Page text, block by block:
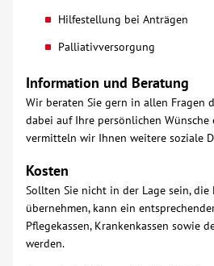
Hilfestellung bei Anträgen
Palliativversorgung
Information und Beratung
Wir beraten Sie gern in allen Fragen
dabei auf Ihre persönlichen Wünsche
vermitteln wir Ihnen weitere soziale
Kosten
Sollten Sie nicht in der Lage sein, die
übernehmen, kann ein
Pflegekassen, Krankenkassen sowie
werden.